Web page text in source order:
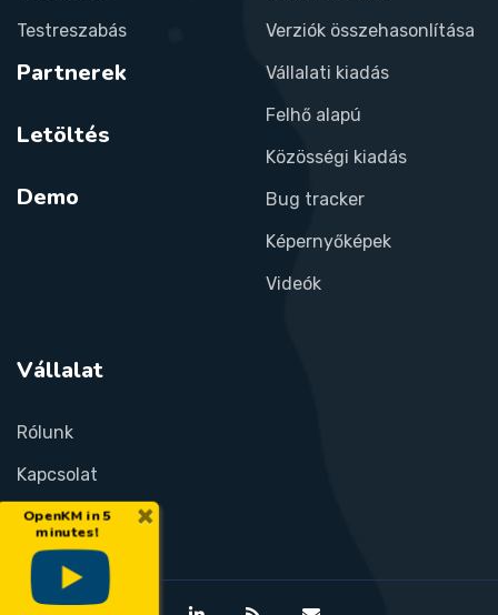
Testreszabás
Partnerek
Letöltés
Demo
Verziók összehasonlítása
Vállalati kiadás
Felhő alapú
Közösségi kiadás
Bug tracker
Képernyőképek
Videók
Vállalat
Rólunk
Kapcsolat
×
OpenKM in 5
minutes!